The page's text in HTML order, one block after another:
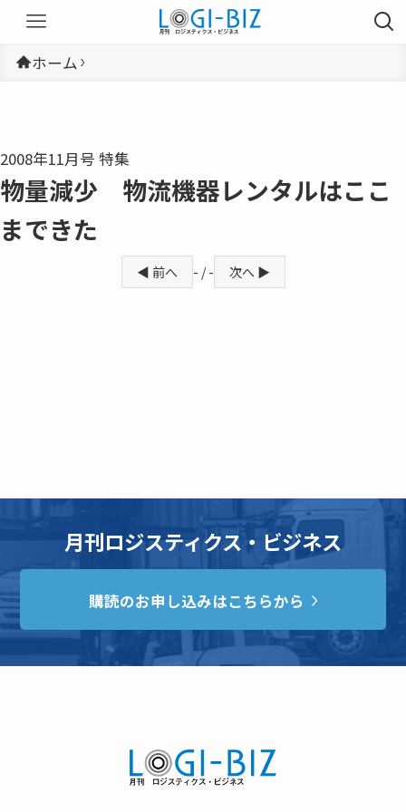
ホーム
2008年11月号 特集
物量減少 物流機器レンタルはここ
まできた
◀ 前へ - / - 次へ ▶
月刊ロジスティクス・ビジネス
購読のお申し込みはこちらから